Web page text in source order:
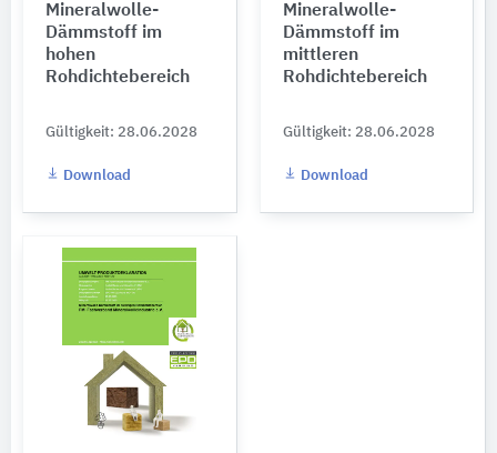
Mineralwolle-
Dämmstoff im
hohen
Rohdichtebereich
Gültigkeit: 28.06.2028
Download
Mineralwolle-
Dämmstoff im
mittleren
Rohdichtebereich
Gültigkeit: 28.06.2028
Download